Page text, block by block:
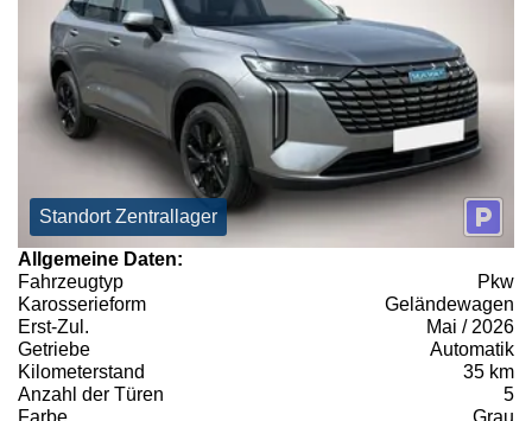
Standort Zentrallager
Allgemeine Daten:
Fahrzeugtyp
Pkw
Karosserieform
Geländewagen
Erst-Zul.
Mai / 2026
Getriebe
Automatik
Kilometerstand
35 km
Anzahl der Türen
5
Farbe
Grau